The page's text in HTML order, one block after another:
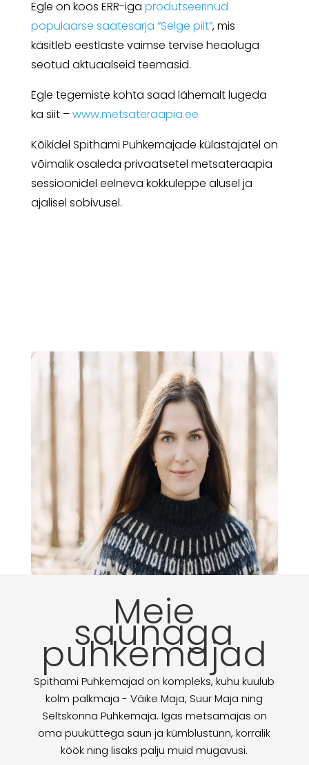
Egle on koos ERR-iga produtseerinud
populaarse saatesarja “Selge pilt”, mis
käsitleb eestlaste vaimse tervise heaoluga
seotud aktuaalseid teemasid.
Egle tegemiste kohta saad lähemalt lugeda
ka siit –www.metsateraapia.ee
Kõikidel Spithami Puhkemajade külastajatel on
võimalik osaleda privaatsetel metsateraapia
sessioonidel eelneva kokkuleppe alusel ja
ajalisel sobivusel.
Meie
saunaga
puhkemajad
Spithami Puhkemajad on kompleks, kuhu kuulub
kolm palkmaja - Väike Maja, Suur Maja ning
Seltskonna Puhkemaja. Igas metsamajas on
oma puuküttega saun ja kümblustünn, korralik
köök ning lisaks palju muid mugavusi.